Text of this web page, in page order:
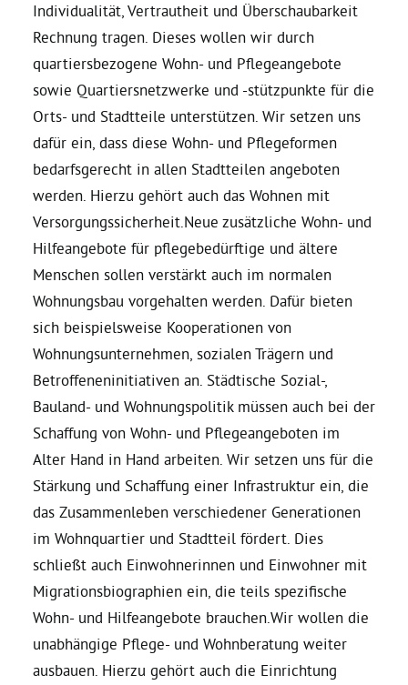
Individualität, Vertrautheit und Überschaubarkeit
Rechnung tragen. Dieses wollen wir durch
quartiersbezogene Wohn- und Pflegeangebote
sowie Quartiersnetzwerke und -stützpunkte für die
Orts- und Stadtteile unterstützen. Wir setzen uns
dafür ein, dass diese Wohn- und Pflegeformen
bedarfsgerecht in allen Stadtteilen angeboten
werden. Hierzu gehört auch das Wohnen mit
Versorgungssicherheit.Neue zusätzliche Wohn- und
Hilfeangebote für pflegebedürftige und ältere
Menschen sollen verstärkt auch im normalen
Wohnungsbau vorgehalten werden. Dafür bieten
sich beispielsweise Kooperationen von
Wohnungsunternehmen, sozialen Trägern und
Betroffeneninitiativen an. Städtische Sozial-,
Bauland- und Wohnungspolitik müssen auch bei der
Schaffung von Wohn- und Pflegeangeboten im
Alter Hand in Hand arbeiten. Wir setzen uns für die
Stärkung und Schaffung einer Infrastruktur ein, die
das Zusammenleben verschiedener Generationen
im Wohnquartier und Stadtteil fördert. Dies
schließt auch Einwohnerinnen und Einwohner mit
Migrationsbiographien ein, die teils spezifische
Wohn- und Hilfeangebote brauchen.Wir wollen die
unabhängige Pflege- und Wohnberatung weiter
ausbauen. Hierzu gehört auch die Einrichtung